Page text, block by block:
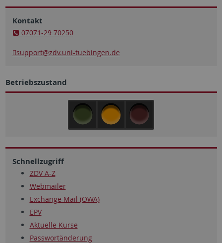
Kontakt
07071-29 70250
support@zdv.uni-tuebingen.de
Betriebszustand
Schnellzugriff
ZDV A-Z
Webmailer
Exchange Mail (OWA)
EPV
Aktuelle Kurse
Passwortänderung